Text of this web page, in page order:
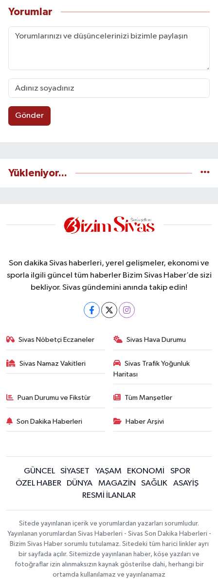
Yorumlar
Gönder
Yükleniyor...
Son dakika Sivas haberleri, yerel gelişmeler, ekonomi ve
sporla ilgili güncel tüm haberler Bizim Sivas Haber’de sizi
bekliyor. Sivas gündemini anında takip edin!
Sivas Nöbetçi Eczaneler Sivas Hava Durumu
Sivas Namaz Vakitleri
Sivas Trafik Yoğunluk
Haritası
Puan Durumu ve Fikstür Tüm Manşetler
Son Dakika Haberleri Haber Arşivi
GÜNCEL SİYASET YAŞAM EKONOMİ
SPOR
ÖZEL HABER
DÜNYA MAGAZİN SAĞLIK
ASAYİŞ
RESMİ İLANLAR
Sitede yayınlanan içerik ve yorumlardan yazarları sorumludur.
Yayınlanan yorumlardan Sivas Haberleri - Sivas Son Dakika Haberleri -
Bizim Sivas Haber sorumlu tutulamaz. Sitedeki tüm harici linkler ayrı
bir sayfada açılır. Sitemizde yayınlanan haber, köşe yazıları ve
fotoğraflar izin alınmaksızın kaynak gösterilse dahi, herhangi bir
ortamda kullanılamaz ve yayınlanamaz